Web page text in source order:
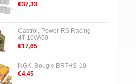
€37,33
Castrol, Power RS Racing
4T 10W/50
€17,65
NGK, Bougie BR7HS-10
€4,45